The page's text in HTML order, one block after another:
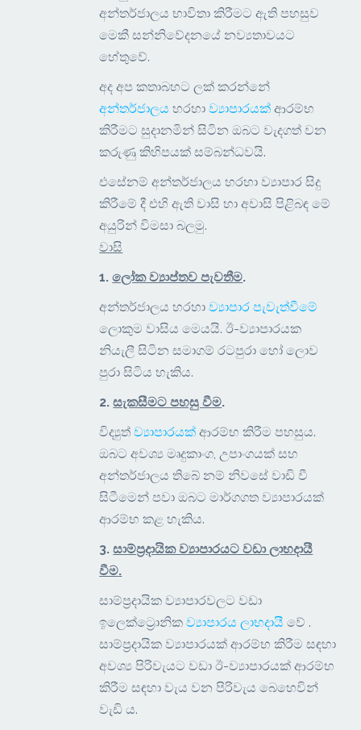
අන්තර්ජාලය භාවිතා කිරීමට ඇති පහසුව
මෙකී සන්නිවේදනයේ නව්‍යතාවයට
හේතුවේ.
අද අප කතාබහට ලක් කරන්නේ
අන්තර්ජාලය හරහා ව්‍යාපාරයක් ආරම්භ
කිරීමට සුදානමින් සිටින ඔබට වැදගත් වන
කරුණු කිහිපයක් සම්බන්ධවයි.
එසේනම් අන්තර්ජාලය හරහා ව්‍යාපාර සිදු
කිරීමේ දී එහි ඇති වාසි හා අවාසි පිළිබඳ මේ
අයුරින් විමසා බලමු.
වාසි
1.ලෝක ව්‍යාප්තව පැවතීම.
අන්තර්ජාලය හරහාව්‍යාපාර පැවැත්වීමේ
ලොකුම වාසිය මෙයයි. ඊ-ව්‍යාපාරයක
නියැලී සිටින සමාගම් රටපුරා හෝ ලොව
පුරා සිටිය හැකිය.
2.සැකසීමට පහසු වීම.
විද්‍යුත්ව්‍යාපාරයක් ආරම්භ කිරීම පහසුය.
ඔබට අවශ්‍ය මෘදුකාංග, උපාංගයක් සහ
අන්තර්ජාලය තිබේ නම් නිවසේ වාඩි වී
සිටීමෙන් පවා ඔබට මාර්ගගත ව්‍යාපාරයක්
ආරම්භ කළ හැකිය.
3.සාම්ප්‍රදායික ව්‍යාපාරයට වඩා ලාභදායී
වීම.
සාම්ප්‍රදායික ව්‍යාපාරවලට වඩා
ඉලෙක්ට්‍රොනිකව්‍යාපාරය ලාභදායී වේ .
සාම්ප්‍රදායික ව්‍යාපාරයක් ආරම්භ කිරීම සඳහා
අවශ්‍ය පිරිවැයට වඩා ඊ-ව්‍යාපාරයක් ආරම්භ
කිරීම සඳහා වැය වන පිරිවැය බෙහෙවින්
වැඩි ය.